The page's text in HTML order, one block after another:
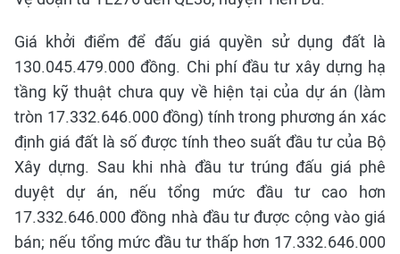
Giá khởi điểm để đấu giá quyền sử dụng đất là
130.045.479.000 đồng. Chi phí đầu tư xây dựng hạ
tầng kỹ thuật chưa quy về hiện tại của dự án (làm
tròn 17.332.646.000 đồng) tính trong phương án xác
định giá đất là số được tính theo suất đầu tư của Bộ
Xây dựng. Sau khi nhà đầu tư trúng đấu giá phê
duyệt dự án, nếu tổng mức đầu tư cao hơn
17.332.646.000 đồng nhà đầu tư được cộng vào giá
bán; nếu tổng mức đầu tư thấp hơn 17.332.646.000